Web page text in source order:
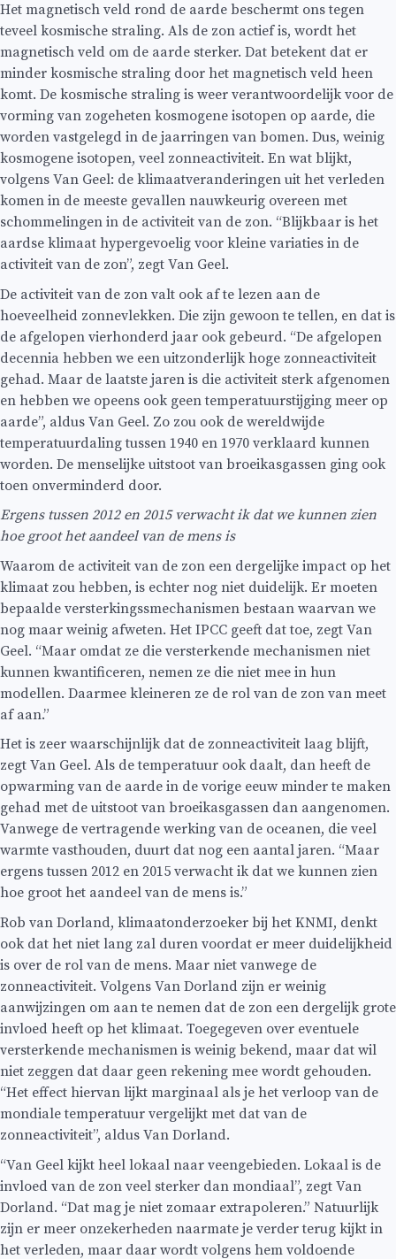
Het magnetisch veld rond de aarde beschermt ons tegen
teveel kosmische straling. Als de zon actief is, wordt het
magnetisch veld om de aarde sterker. Dat betekent dat er
minder kosmische straling door het magnetisch veld heen
komt. De kosmische straling is weer verantwoordelijk voor de
vorming van zogeheten kosmogene isotopen op aarde, die
worden vastgelegd in de jaarringen van bomen. Dus, weinig
kosmogene isotopen, veel zonneactiviteit. En wat blijkt,
volgens Van Geel: de klimaatveranderingen uit het verleden
komen in de meeste gevallen nauwkeurig overeen met
schommelingen in de activiteit van de zon. “Blijkbaar is het
aardse klimaat hypergevoelig voor kleine variaties in de
activiteit van de zon”, zegt Van Geel.
De activiteit van de zon valt ook af te lezen aan de
hoeveelheid zonnevlekken. Die zijn gewoon te tellen, en dat is
de afgelopen vierhonderd jaar ook gebeurd. “De afgelopen
decennia hebben we een uitzonderlijk hoge zonneactiviteit
gehad. Maar de laatste jaren is die activiteit sterk afgenomen
en hebben we opeens ook geen temperatuurstijging meer op
aarde”, aldus Van Geel. Zo zou ook de wereldwijde
temperatuurdaling tussen 1940 en 1970 verklaard kunnen
worden. De menselijke uitstoot van broeikasgassen ging ook
toen onverminderd door.
Ergens tussen 2012 en 2015 verwacht ik dat we kunnen zien
hoe groot het aandeel van de mens is
Waarom de activiteit van de zon een dergelijke impact op het
klimaat zou hebben, is echter nog niet duidelijk. Er moeten
bepaalde versterkingssmechanismen bestaan waarvan we
nog maar weinig afweten. Het IPCC geeft dat toe, zegt Van
Geel. “Maar omdat ze die versterkende mechanismen niet
kunnen kwantificeren, nemen ze die niet mee in hun
modellen. Daarmee kleineren ze de rol van de zon van meet
af aan.”
Het is zeer waarschijnlijk dat de zonneactiviteit laag blijft,
zegt Van Geel. Als de temperatuur ook daalt, dan heeft de
opwarming van de aarde in de vorige eeuw minder te maken
gehad met de uitstoot van broeikasgassen dan aangenomen.
Vanwege de vertragende werking van de oceanen, die veel
warmte vasthouden, duurt dat nog een aantal jaren. “Maar
ergens tussen 2012 en 2015 verwacht ik dat we kunnen zien
hoe groot het aandeel van de mens is.”
Rob van Dorland, klimaatonderzoeker bij het KNMI, denkt
ook dat het niet lang zal duren voordat er meer duidelijkheid
is over de rol van de mens. Maar niet vanwege de
zonneactiviteit. Volgens Van Dorland zijn er weinig
aanwijzingen om aan te nemen dat de zon een dergelijk grote
invloed heeft op het klimaat. Toegegeven over eventuele
versterkende mechanismen is weinig bekend, maar dat wil
niet zeggen dat daar geen rekening mee wordt gehouden.
“Het effect hiervan lijkt marginaal als je het verloop van de
mondiale temperatuur vergelijkt met dat van de
zonneactiviteit”, aldus Van Dorland.
“Van Geel kijkt heel lokaal naar veengebieden. Lokaal is de
invloed van de zon veel sterker dan mondiaal”, zegt Van
Dorland. “Dat mag je niet zomaar extrapoleren.” Natuurlijk
zijn er meer onzekerheden naarmate je verder terug kijkt in
het verleden, maar daar wordt volgens hem voldoende